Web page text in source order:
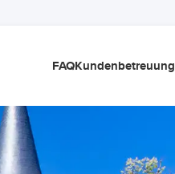
FAQKundenbetreuung